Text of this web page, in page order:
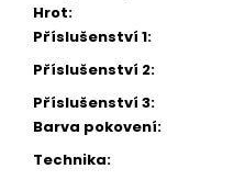
Hrot:
Příslušenství 1:
Příslušenství 2:
Příslušenství 3:
Barva pokovení:
Technika:
300
Kč
Původně:
700
Kč